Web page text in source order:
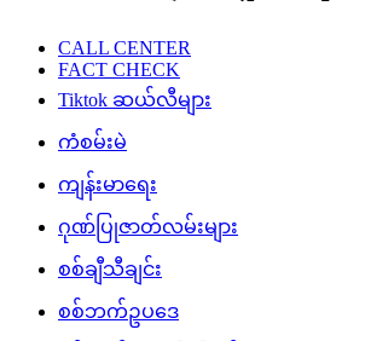
CALL CENTER
FACT CHECK
Tiktok ဆယ်လီများ
ကံစမ်းမဲ
ကျန်းမာရေး
ဂုဏ်ပြုဇာတ်လမ်းများ
စစ်ချီသီချင်း
စစ်ဘက်ဥပဒေ